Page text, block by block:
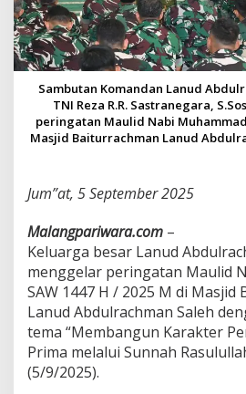
u
l
i
d
N
a
b
i
M
a
m
a
d
S
A
W
"
M
e
Sambutan Komandan Lanud
TNI Reza R.R. Sastranegara,
peringatan Maulid Nabi Muhammad
Masjid Baiturrachman Lanud
Jum”at, 5 September 2025
Malangpariwara.com –
Keluarga besar Lanud
menggelar peringatan Maulid
SAW 1447 H / 2025 M di Masjid
Lanud Abdulrachman Saleh
tema “Membangun Karakter
Prima melalui Sunnah
(5/9/2025).